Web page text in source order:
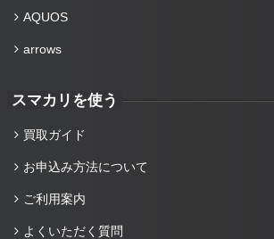
AQUOS
arrows
スマカリを使う
買取ガイド
お申込み方法について
ご利用案内
よくいただく質問